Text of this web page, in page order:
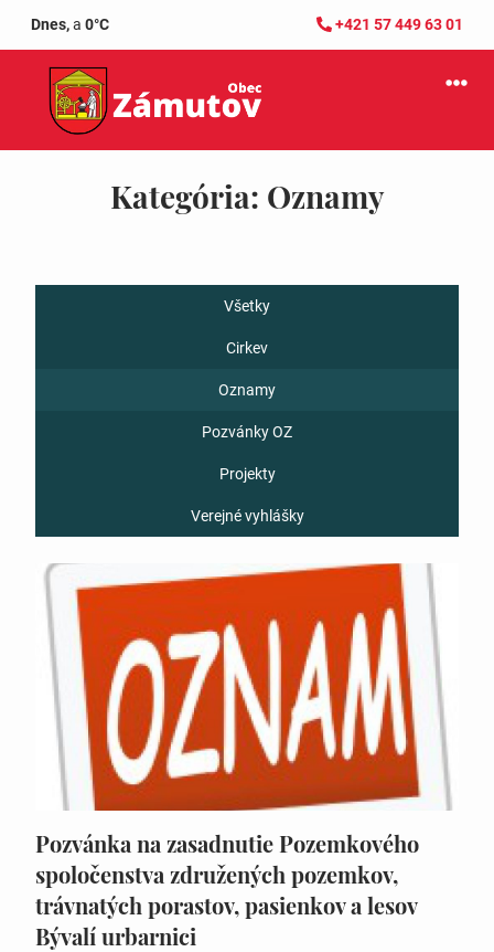
Dnes,a 0°C +421 57 449 63 01
Kategória: Oznamy
Všetky
Cirkev
Oznamy
Pozvánky OZ
Projekty
Verejné vyhlášky
Pozvánka na zasadnutie Pozemkového
spoločenstva združených pozemkov,
trávnatých porastov, pasienkov a lesov
Bývalí urbarnici